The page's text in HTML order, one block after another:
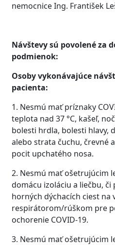
nemocnice Ing. František
Návštevy sú povolené za
podmienok:
Osoby vykonávajúce
pacienta:
1. Nesmú mať príznaky
teplota nad 37 °C, kašeľ,
bolesti hrdla, bolesti hlavy,
alebo strata čuchu, črevné
pocit upchatého nosa.
2. Nesmú mať ošetrujúcim
domácu izoláciu a liečbu,
horných dýchacích ciest na
respirátorom/rúškom pre
ochorenie COVID-19.
3. Nesmú mať ošetrujúcim